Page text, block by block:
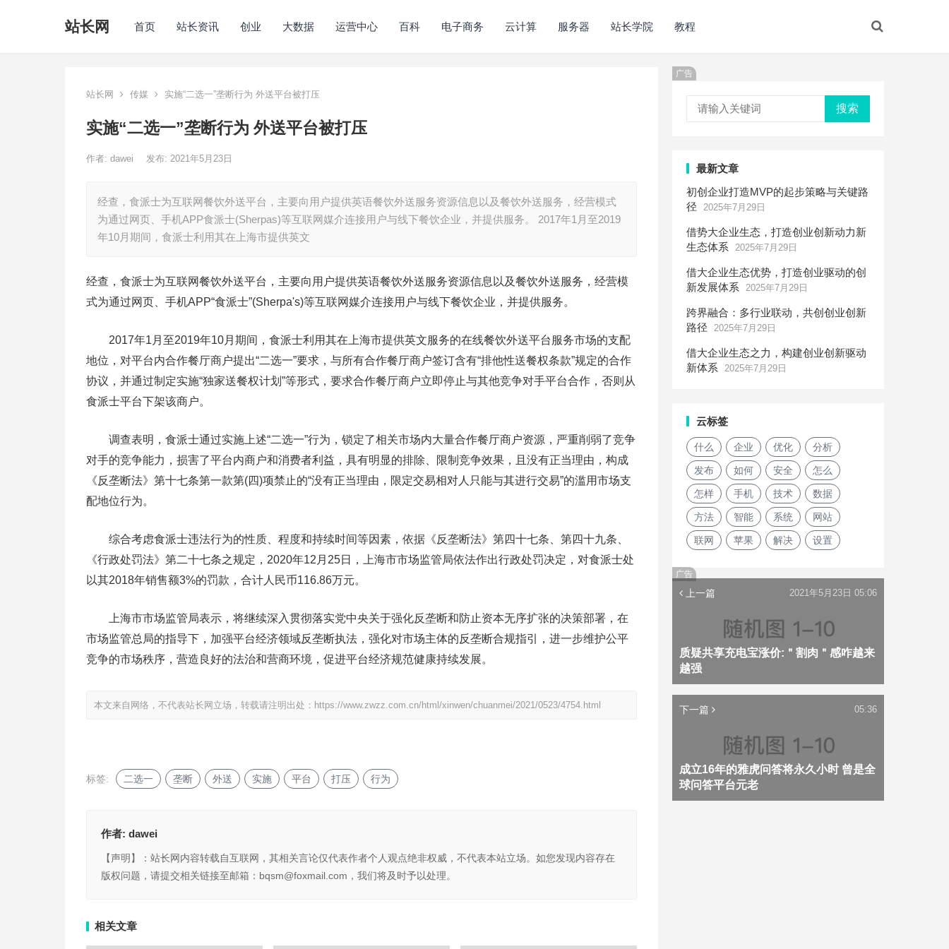
站长网 首页 站长资讯 创业 大数据 运营中心 百科 电子商务 云计算 服务器 站长学院 教程
站长网 传媒 实施“二选一”垄断行为 外送平台被打压
实施“二选一”垄断行为 外送平台被打压
作者: dawei 发布: 2021年5月23日
经查，食派士为互联网餐饮外送平台，主要向用户提供英语餐饮外送服务资源信息以及餐饮外送服务，经营模式
为通过网页、手机APP食派士(Sherpas)等互联网媒介连接用户与线下餐饮企业，并提供服务。 2017年1月至2019
年10月期间，食派士利用其在上海市提供英文
经查，食派士为互联网餐饮外送平台，主要向用户提供英语餐饮外送服务资源信息以及餐饮外送服务，经营模
式为通过网页、手机APP“食派士”(Sherpa's)等互联网媒介连接用户与线下餐饮企业，并提供服务。
2017年1月至2019年10月期间，食派士利用其在上海市提供英文服务的在线餐饮外送平台服务市场的支配
地位，对平台内合作餐厅商户提出“二选一”要求，与所有合作餐厅商户签订含有“排他性送餐权条款”规定的合作
协议，并通过制定实施“独家送餐权计划”等形式，要求合作餐厅商户立即停止与其他竞争对手平台合作，否则从
食派士平台下架该商户。
调查表明，食派士通过实施上述“二选一”行为，锁定了相关市场内大量合作餐厅商户资源，严重削弱了竞争
对手的竞争能力，损害了平台内商户和消费者利益，具有明显的排除、限制竞争效果，且没有正当理由，构成
《反垄断法》第十七条第一款第(四)项禁止的“没有正当理由，限定交易相对人只能与其进行交易”的滥用市场支
配地位行为。
综合考虑食派士违法行为的性质、程度和持续时间等因素，依据《反垄断法》第四十七条、第四十九条、
《行政处罚法》第二十七条之规定，2020年12月25日，上海市市场监管局依法作出行政处罚决定，对食派士处
以其2018年销售额3%的罚款，合计人民币116.86万元。
上海市市场监管局表示，将继续深入贯彻落实党中央关于强化反垄断和防止资本无序扩张的决策部署，在
市场监管总局的指导下，加强平台经济领域反垄断执法，强化对市场主体的反垄断合规指引，进一步维护公平
竞争的市场秩序，营造良好的法治和营商环境，促进平台经济规范健康持续发展。
本文来自网络，不代表站长网立场，转载请注明出处： https://www.zwzz.com.cn/html/xinwen/chuanmei/2021/0523/4754.html
标签: 二选一 垄断 外送 实施 平台 打压 行为
作者: dawei
【声明】：站长网内容转载自互联网，其相关言论仅代表作者个人观点绝非权威，不代表本站立场。如您发现内容存在
版权问题，请提交相关链接至邮箱：bqsm@foxmail.com，我们将及时予以处理。
相关文章
广告
搜索
最新文章
初创企业打造MVP的起步策略与关键路
径
2025年7月29日
借势大企业生态，打造创业创新动力新
生态体系
2025年7月29日
借大企业生态优势，打造创业驱动的创
新发展体系
2025年7月29日
跨界融合：多行业联动，共创创业创新
路径
2025年7月29日
借大企业生态之力，构建创业创新驱动
新体系
2025年7月29日
云标签
什么 企业 优化 分析
发布 如何 安全 怎么
怎样 手机 技术 数据
方法 智能 系统 网站
联网 苹果 解决 设置
广告
上一篇
质疑共享充电宝涨价:＂割肉＂感咋越来
越强
2021年5月23日 05:06
下一篇
成立16年的雅虎问答将永久小时 曾是全
球问答平台元老
05:36